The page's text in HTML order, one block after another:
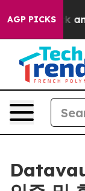
AGP PICKS
Sick and